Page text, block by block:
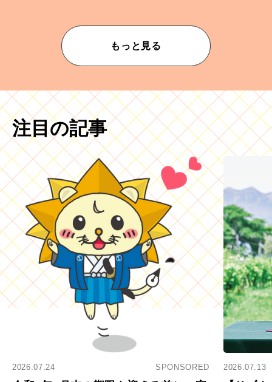
もっと見る
注目の記事
2026.07.24 SPONSORED 2026.07.13